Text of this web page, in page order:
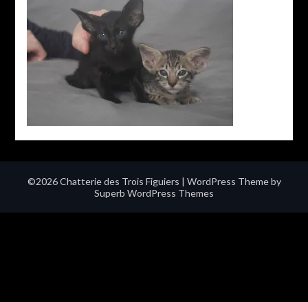
©2026 Chatterie des Trois Figuiers | WordPress Theme by
Superb WordPress Themes